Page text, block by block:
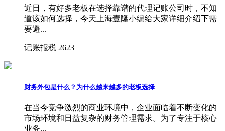
近日，有好多老板在选择靠谱的代理记账公司时，不知
道该如何选择，今天上海壹隆小编给大家详细介绍下需
要避...
记账报税 2623
财务外包是什么？为什么越来越多的老板选择
在当今竞争激烈的商业环境中，企业面临着不断变化的
市场环境和日益复杂的财务管理需求。为了专注于核心
业务...